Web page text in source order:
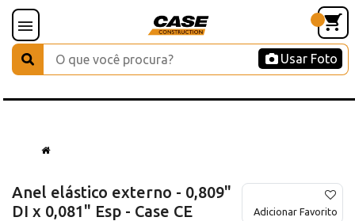
Usar Foto
Anel elástico externo - 0,809"
DI x 0,081" Esp - Case CE
Adicionar Favorito